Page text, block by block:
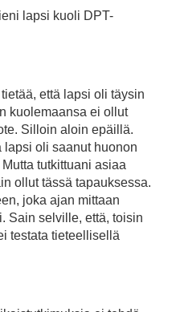
lapsi kuoli DPT-
että lapsi oli täysin
kuolemaansa ei ollut
Silloin aloin epäillä.
lapsi oli saanut huonon
tutkittuani asiaa
ollut tässä tapauksessa.
joka ajan mittaan
Sain selville, että, toisin
testata tieteellisellä